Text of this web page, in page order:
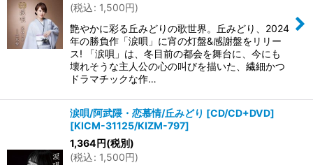
(税込: 1,500円)
艶やかに彩る丘みどりの歌世界。丘みどり、2024
年の勝負作「涙唄」に宵の灯盤&感謝盤をリリー
ス! 「涙唄」は、冬目前の都会を舞台に、今にも
壊れそうな主人公の心の叫びを描いた、繊細かつ
ドラマチックな作…
涙唄/阿武隈・恋慕情/丘みどり [CD/CD+DVD]
[KICM-31125/KIZM-797]
1,364円(税別)
(税込: 1,500円)